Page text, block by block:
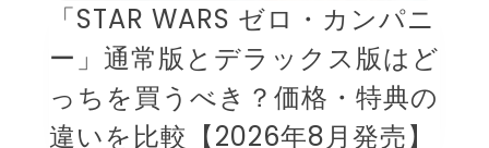
「STAR WARS ゼロ・カンパニ
ー」通常版とデラックス版はど
っちを買うべき？価格・特典の
違いを比較【2026年8月発売】